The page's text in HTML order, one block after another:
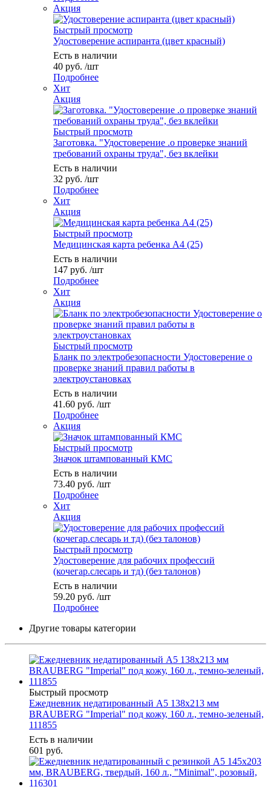
Акция
Быстрый просмотр
Удостоверение аспиранта (цвет красный)
Есть в наличии
40 руб. /шт
Подробнее
Хит
Акция
Быстрый просмотр
Заготовка. "Удостоверение .о проверке знаний
требований охраны труда", без вклейки
Есть в наличии
32 руб. /шт
Подробнее
Хит
Акция
Быстрый просмотр
Медицинская карта ребенка А4 (25)
Есть в наличии
147 руб. /шт
Подробнее
Хит
Акция
Быстрый просмотр
Бланк по электробезопасности Удостоверение о
проверке знаний правил работы в
электроустановках
Есть в наличии
41.60 руб. /шт
Подробнее
Акция
Быстрый просмотр
Значок штампованный КМС
Есть в наличии
73.40 руб. /шт
Подробнее
Хит
Акция
Быстрый просмотр
Удостоверение для рабочих профессий
(кочегар.слесарь и тд) (без талонов)
Есть в наличии
59.20 руб. /шт
Подробнее
Другие товары категории
Быстрый просмотр
Ежедневник недатированный А5 138х213 мм
BRAUBERG "Imperial" под кожу, 160 л., темно-зеленый,
111855
Есть в наличии
601 руб.